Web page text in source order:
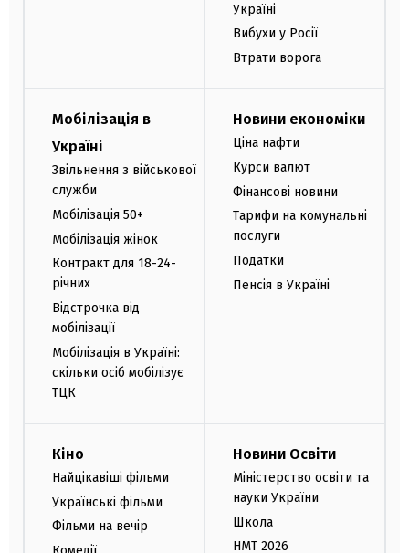
Україні
Вибухи у Росії
Втрати ворога
Мобілізація в
Україні
Звільнення з військової
служби
Мобілізація 50+
Мобілізація жінок
Контракт для 18-24-
річних
Відстрочка від
мобілізації
Мобілізація в Україні:
скільки осіб мобілізує
ТЦК
Новини економіки
Ціна нафти
Курси валют
Фінансові новини
Тарифи на комунальні
послуги
Податки
Пенсія в Україні
Кіно
Найцікавіші фільми
Українські фільми
Фільми на вечір
Новини Освіти
Міністерство освіти та
науки України
Школа
НМТ 2026